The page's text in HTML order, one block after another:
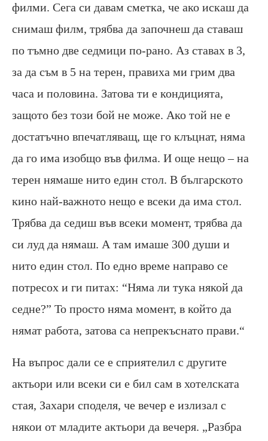
филми. Сега си давам сметка, че ако искаш да
снимаш филм, трябва да започнеш да ставаш
по тъмно две седмици по-рано. Аз ставах в 3,
за да съм в 5 на терен, правиха ми грим два
часа и половина. Затова ти е кондицията,
защото без този бой не може. Ако той не е
достатъчно впечатляващ, ще го клъцнат, няма
да го има изобщо във филма. И още нещо – на
терен нямаше нито един стол. В българското
кино най-важното нещо е всеки да има стол.
Трябва да седиш във всеки момент, трябва да
си луд да нямаш. А там имаше 300 души и
нито един стол. По едно време направо се
потресох и ги питах: “Няма ли тука някой да
седне?” То просто няма момент, в който да
нямат работа, затова са непрекъснато прави.“
На въпрос дали се е сприятелил с другите
актьори или всеки си е бил сам в хотелската
стая, Захари споделя, че вечер е излизал с
някои от младите актьори да вечеря. „Разбра